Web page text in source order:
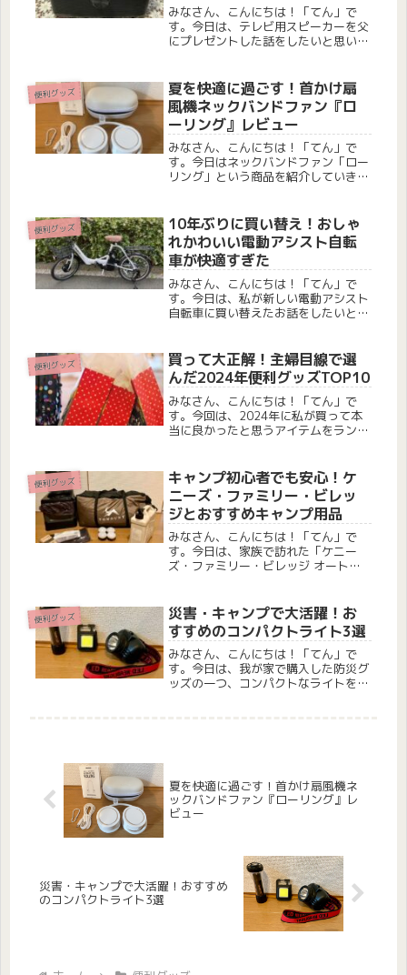
みなさん、こんにちは！「てん」で
す。今日は、テレビ用スピーカーを父
にプレゼントした話をしたいと思いま
の方がいるご家庭 テレビの音量で家
族間のトラブルを避けたい方 コンパ
クト...
便利グッズ
夏を快適に過ごす！首かけ扇
風機ネックバンドファン『ロ
ーリング』レビュー
みなさん、こんにちは！「てん」で
す。今日はネックバンドファン「ロー
リング」という商品を紹介していきた
近まで暑さ対策として首を冷やすアイ
スクールリングを使っていました。
CIC...
便利グッズ
10年ぶりに買い替え！おしゃ
れかわいい電動アシスト自転
車が快適すぎた
みなさん、こんにちは！「てん」で
す。今日は、私が新しい電動アシスト
自転車に買い替えたお話をしたいと思
クしたり、バッテリーの減りが早いか
な？と感じることがありました。パン
クし...
便利グッズ
買って大正解！主婦目線で選
んだ2024年便利グッズTOP10
みなさん、こんにちは！「てん」で
す。今回は、2024年に私が買って本
当に良かったと思うアイテムをランキ
でも特に「これは買って良かった！」
と思えたものを厳選しました。気にな
る...
便利グッズ
キャンプ初心者でも安心！ケ
ニーズ・ファミリー・ビレッ
ジとおすすめキャンプ用品
みなさん、こんにちは！「てん」で
す。今日は、家族で訪れた「ケニー
ズ・ファミリー・ビレッジ オートキ
な方におすすめ ファミリーキャンプ
に興味がある方 ツールームテントを
お探し...
便利グッズ
災害・キャンプで大活躍！お
すすめのコンパクトライト3選
みなさん、こんにちは！「てん」で
す。今日は、我が家で購入した防災グ
ッズの一つ、コンパクトなライトを3
夏を快適に過ごす！首かけ扇風機ネ
ックバンドファン『ローリング』レ
ビュー
災害・キャンプで大活躍！おすすめ
のコンパクトライト3選